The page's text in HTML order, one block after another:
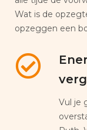
Wat is de
opzeggen een
Vul je